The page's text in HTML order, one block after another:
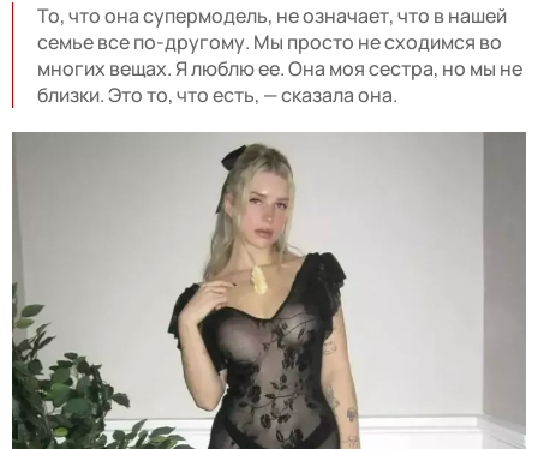
То, что она супермодель, не означает, что в нашей
семье все по-другому. Мы просто не сходимся во
многих вещах. Я люблю ее. Она моя сестра, но мы не
близки. Это то, что есть, — сказала она.